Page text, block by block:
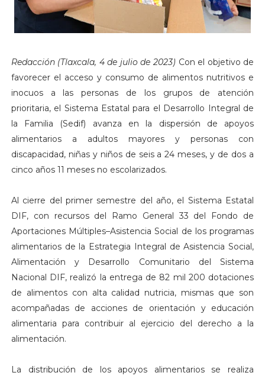
Redacción (Tlaxcala, 4 de julio de 2023) Con el objetivo de
favorecer el acceso y consumo de alimentos nutritivos e
inocuos a las personas de los grupos de atención
prioritaria, el Sistema Estatal para el Desarrollo Integral de
la Familia (Sedif) avanza en la dispersión de apoyos
alimentarios a adultos mayores y personas con
discapacidad, niñas y niños de seis a 24 meses, y de dos a
cinco años 11 meses no escolarizados.
Al cierre del primer semestre del año, el Sistema Estatal
DIF, con recursos del Ramo General 33 del Fondo de
Aportaciones Múltiples–Asistencia Social de los programas
alimentarios de la Estrategia Integral de Asistencia Social,
Alimentación y Desarrollo Comunitario del Sistema
Nacional DIF, realizó la entrega de 82 mil 200 dotaciones
de alimentos con alta calidad nutricia, mismas que son
acompañadas de acciones de orientación y educación
alimentaria para contribuir al ejercicio del derecho a la
alimentación.
La distribución de los apoyos alimentarios se realiza